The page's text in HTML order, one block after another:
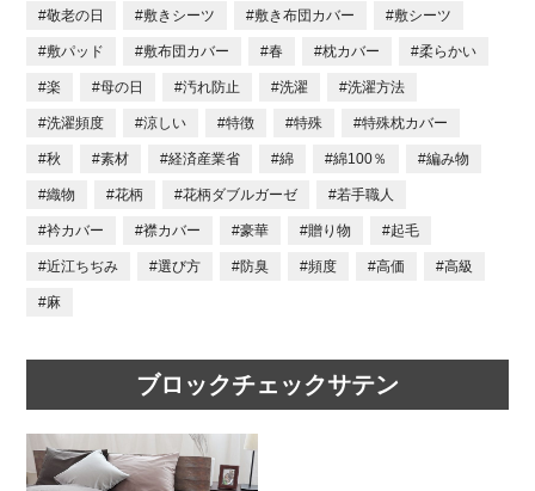
#敬老の日 #敷きシーツ #敷き布団カバー #敷シーツ
#敷パッド #敷布団カバー #春 #枕カバー #柔らかい
#楽 #母の日 #汚れ防止 #洗濯 #洗濯方法
#洗濯頻度 #涼しい #特徴 #特殊 #特殊枕カバー
#秋 #素材 #経済産業省 #綿 #綿100％ #編み物
#織物 #花柄 #花柄ダブルガーゼ #若手職人
#衿カバー #襟カバー #豪華 #贈り物 #起毛
#近江ちぢみ #選び方 #防臭 #頻度 #高価 #高級
#麻
ブロックチェックサテン